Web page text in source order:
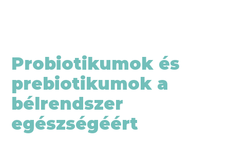
Probiotikumok és
prebiotikumok a
bélrendszer
egészségéért